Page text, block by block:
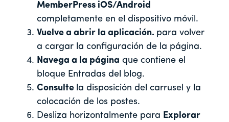
MemberPress iOS/Android
completamente en el dispositivo móvil.
Vuelve a abrir la aplicación. para volver
a cargar la configuración de la página.
Navega a la página que contiene el
bloque Entradas del blog.
Consulte la disposición del carrusel y la
colocación de los postes.
Desliza horizontalmente para Explorar